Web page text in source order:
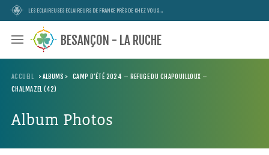
LES ECLAIREUSES ECLAIREURS DE FRANCE PRÈS DE CHEZ VOUS...
BESANÇON - LA RUCHE
ACCUEIL >ALBUMS > CAMP D’ÉTÉ 2024 – REFUGE DU CHAPOUILLOUX –
CHALMAZEL (42)
Album Photos